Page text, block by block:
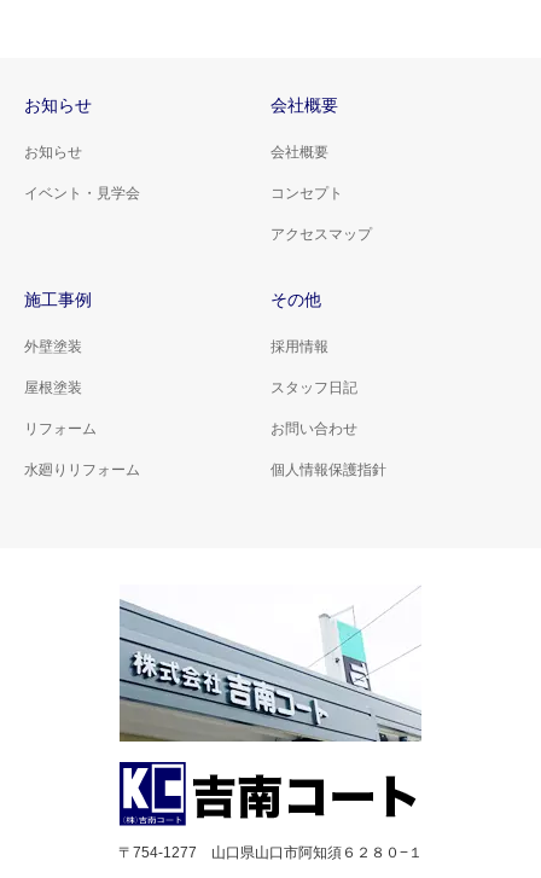
お知らせ
お知らせ
イベント・見学会
会社概要
会社概要
コンセプト
アクセスマップ
施工事例
外壁塗装
屋根塗装
リフォーム
水廻りリフォーム
その他
採用情報
スタッフ日記
お問い合わせ
個人情報保護指針
〒754-1277 山口県山口市阿知須６２８０−１